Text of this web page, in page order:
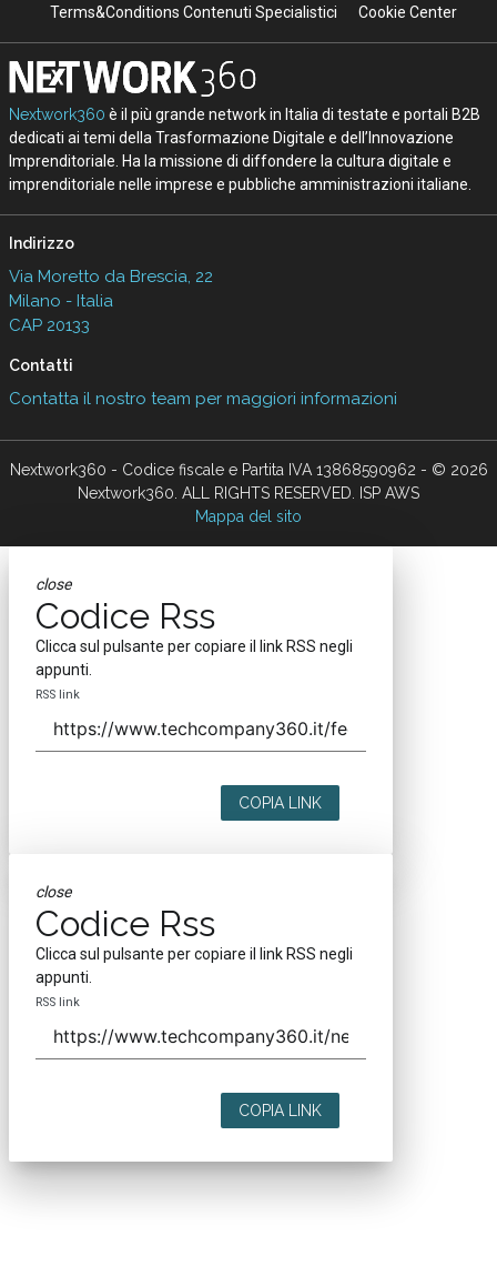
Terms&Conditions Contenuti Specialistici
Cookie Center
Nextwork360 è il più grande network in Italia di testate e portali B2B
dedicati ai temi della Trasformazione Digitale e dell’Innovazione
Imprenditoriale. Ha la missione di diffondere la cultura digitale e
imprenditoriale nelle imprese e pubbliche amministrazioni italiane.
Indirizzo
Via Moretto da Brescia, 22
Milano - Italia
CAP 20133
Contatti
Contatta il nostro team per maggiori informazioni
Nextwork360 - Codice fiscale e Partita IVA 13868590962 - © 2026
Nextwork360. ALL RIGHTS RESERVED. ISP AWS
Mappa del sito
close
Codice Rss
Clicca sul pulsante per copiare il link RSS negli
appunti.
RSS link
COPIA LINK
close
Codice Rss
Clicca sul pulsante per copiare il link RSS negli
appunti.
RSS link
COPIA LINK